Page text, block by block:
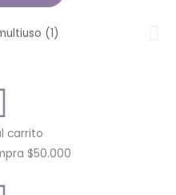
carrito
$50.000